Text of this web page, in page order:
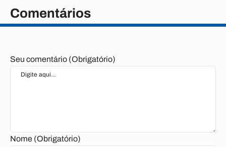
Comentários
Seu comentário (Obrigatório)
Nome (Obrigatório)